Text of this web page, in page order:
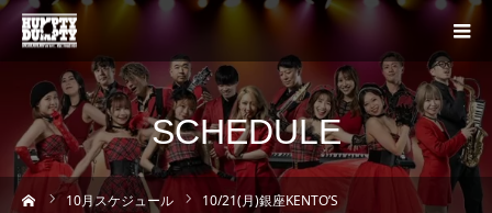
SCHEDULE
ム 10月スケジュール 10/21(月)銀座KENTO’S